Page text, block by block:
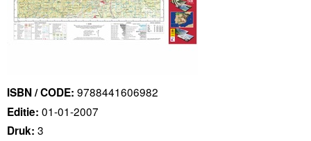
ISBN / CODE: 9788441606982
Editie: 01-01-2007
Druk: 3